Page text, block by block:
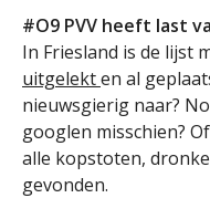
#O9 PVV heeft last
In Friesland is de lijst
uitgelekten al
nieuwsgierig naar?
googlen misschien?
alle kopstoten,
gevonden.